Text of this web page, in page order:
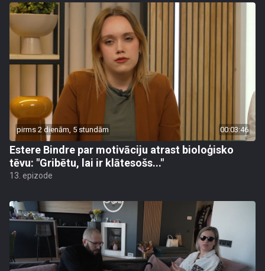
pirms 2 dienām, 5 stundām 00:03:46
Estere Bindre par motivāciju atrast bioloģisko
tēvu: "Gribētu, lai ir klātesošs..."
13. epizode